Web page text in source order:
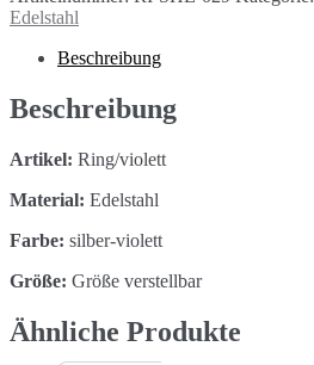
Menge
Edelstahl
Beschreibung
Beschreibung
Artikel: Ring/violett
Material: Edelstahl
Farbe: silber-violett
Größe: Größe verstellbar
Ähnliche Produkte